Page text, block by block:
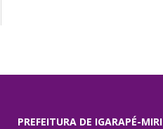
PREFEITURA DE IGARAPÉ-MIRI